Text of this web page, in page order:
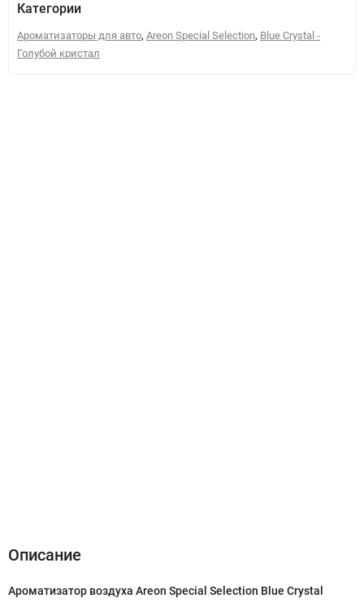
Категории
Ароматизаторы для авто, Areon Special Selection, Blue Crystal -
Голубой кристал
Описание
Ароматизатор воздуха Areon Special Selection Blue Crystal